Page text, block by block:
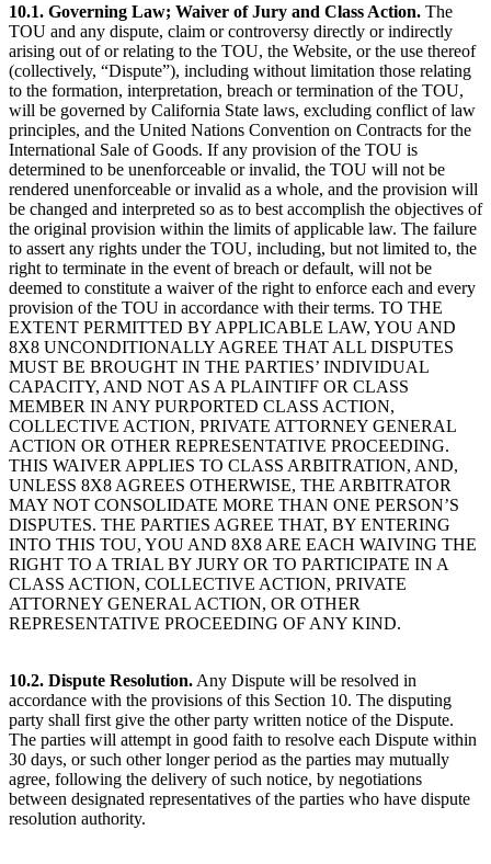
10.1. Governing Law; Waiver of Jury and Class Action. The
TOU and any dispute, claim or controversy directly or indirectly
arising out of or relating to the TOU, the Website, or the use thereof
(collectively, “Dispute”), including without limitation those relating
to the formation, interpretation, breach or termination of the TOU,
will be governed by California State laws, excluding conflict of law
principles, and the United Nations Convention on Contracts for the
International Sale of Goods. If any provision of the TOU is
determined to be unenforceable or invalid, the TOU will not be
rendered unenforceable or invalid as a whole, and the provision will
be changed and interpreted so as to best accomplish the objectives of
the original provision within the limits of applicable law. The failure
to assert any rights under the TOU, including, but not limited to, the
right to terminate in the event of breach or default, will not be
deemed to constitute a waiver of the right to enforce each and every
provision of the TOU in accordance with their terms. TO THE
EXTENT PERMITTED BY APPLICABLE LAW, YOU AND
8X8 UNCONDITIONALLY AGREE THAT ALL DISPUTES
MUST BE BROUGHT IN THE PARTIES’ INDIVIDUAL
CAPACITY, AND NOT AS A PLAINTIFF OR CLASS
MEMBER IN ANY PURPORTED CLASS ACTION,
COLLECTIVE ACTION, PRIVATE ATTORNEY GENERAL
ACTION OR OTHER REPRESENTATIVE PROCEEDING.
THIS WAIVER APPLIES TO CLASS ARBITRATION, AND,
UNLESS 8X8 AGREES OTHERWISE, THE ARBITRATOR
MAY NOT CONSOLIDATE MORE THAN ONE PERSON’S
DISPUTES. THE PARTIES AGREE THAT, BY ENTERING
INTO THIS TOU, YOU AND 8X8 ARE EACH WAIVING THE
RIGHT TO A TRIAL BY JURY OR TO PARTICIPATE IN A
CLASS ACTION, COLLECTIVE ACTION, PRIVATE
ATTORNEY GENERAL ACTION, OR OTHER
REPRESENTATIVE PROCEEDING OF ANY KIND.
10.2. Dispute Resolution. Any Dispute will be resolved in
accordance with the provisions of this Section 10. The disputing
party shall first give the other party written notice of the Dispute.
The parties will attempt in good faith to resolve each Dispute within
30 days, or such other longer period as the parties may mutually
agree, following the delivery of such notice, by negotiations
between designated representatives of the parties who have dispute
resolution authority.